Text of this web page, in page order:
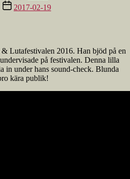
Inläggsdatum
2017-02-19
Lutafestivalen 2016. Han bjöd på en
på festivalen. Denna lilla
in under hans sound-check. Blunda
kära publik!